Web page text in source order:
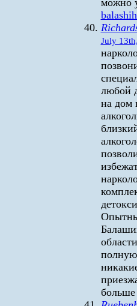
можно
July
любой
на дом
больше